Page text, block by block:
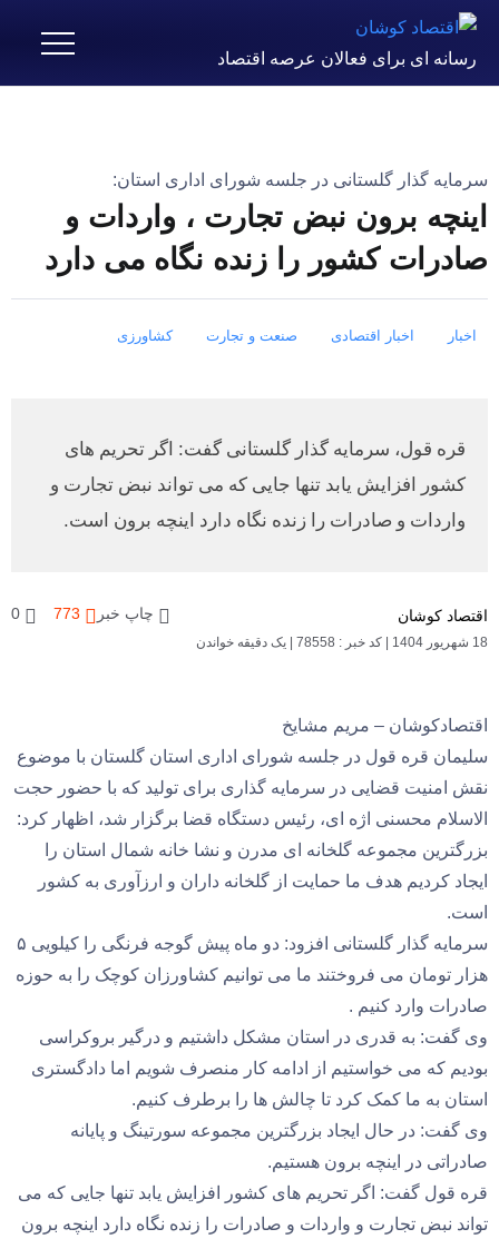
رسانه ای برای فعالان عرصه اقتصاد
سرمایه گذار گلستانی در جلسه شورای اداری استان:
اینچه برون نبض تجارت ، واردات و
صادرات کشور را زنده نگاه می دارد
اخبار اخبار اقتصادی صنعت و تجارت کشاورزی
قره قول، سرمایه گذار گلستانی گفت: اگر تحریم های
کشور افزایش یابد تنها جایی که می تواند نبض تجارت و
واردات و صادرات را زنده نگاه دارد اینچه برون است.
اقتصاد کوشان
18 شهریور 1404 | کد خبر : 78558 | یک دقیقه خواندن
چاپ خبر 773
0
اقتصادکوشان – مریم مشایخ
سلیمان قره قول در جلسه شورای اداری استان گلستان با موضوع
نقش امنیت قضایی در سرمایه گذاری برای تولید که با حضور حجت
الاسلام محسنی اژه ای، رئیس دستگاه قضا برگزار شد، اظهار کرد:
بزرگترین مجموعه گلخانه ای مدرن و نشا خانه شمال استان را
ایجاد کردیم هدف ما حمایت از گلخانه داران و ارزآوری به کشور
است.
سرمایه گذار گلستانی افزود: دو ماه پیش گوجه فرنگی را کیلویی ۵
هزار تومان می فروختند ما می توانیم کشاورزان کوچک را به حوزه
صادرات وارد کنیم .
وی گفت: به قدری در استان مشکل داشتیم و درگیر بروکراسی
بودیم که می خواستیم از ادامه کار منصرف شویم اما دادگستری
استان به ما کمک کرد تا چالش ها را برطرف کنیم.
وی گفت: در حال ایجاد بزرگترین مجموعه سورتینگ و پایانه
صادراتی در اینچه برون هستیم.
قره قول گفت: اگر تحریم های کشور افزایش یابد تنها جایی که می
تواند نبض تجارت و واردات و صادرات را زنده نگاه دارد اینچه برون